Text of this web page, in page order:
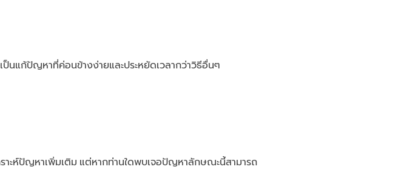
ป็นแก้ปัญหาที่ค่อนข้างง่ายและประหยัดเวลากว่าวิธีอื่นๆ
าะห์ปัญหาเพิ่มเติม แต่หากท่านใดพบเจอปัญหาลักษณะนี้สามารถ